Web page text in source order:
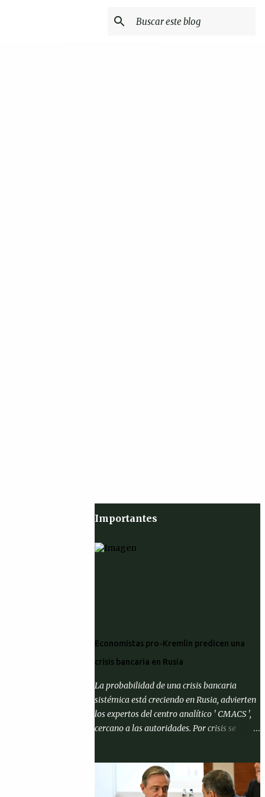
Importantes
Economistas pro-Kremlin predicen una
crisis bancaria en Rusia
La probabilidad de una crisis bancaria
sistémica está creciendo en Rusia, advierten
los expertos del centro analítico ' CMACS ',
cercano a las autoridades. Por crisis se
activos problemáticos supere el 10% de los
activos del sistema bancario; "corrida